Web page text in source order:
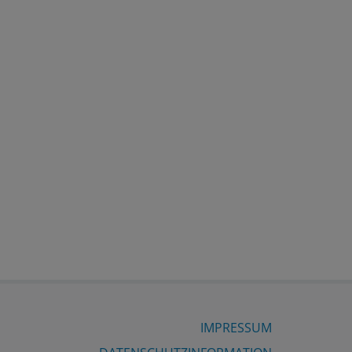
IMPRESSUM